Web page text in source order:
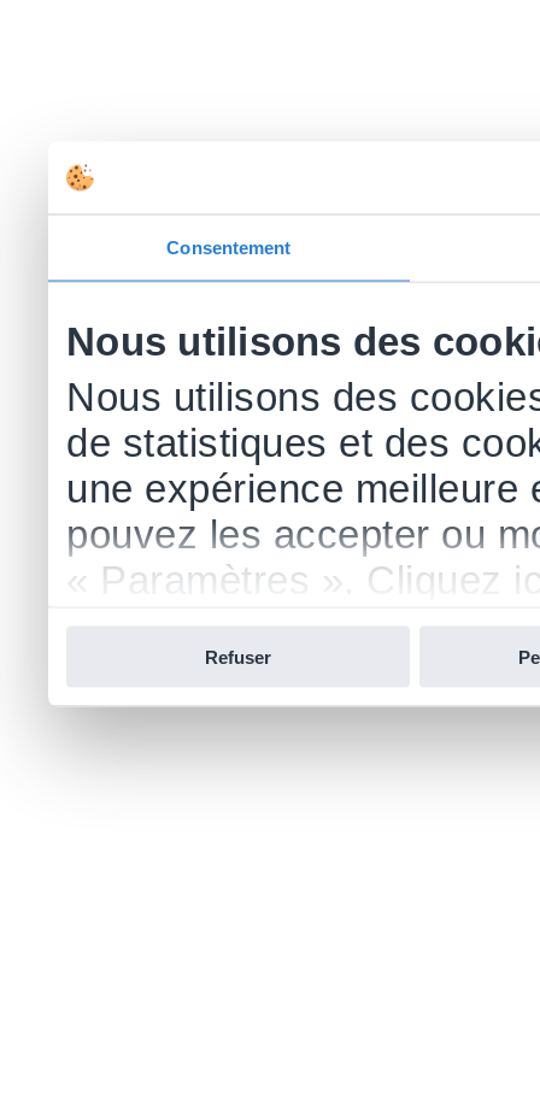
Consentement
Nous utilisons des
Nous utilisons des
de statistiques et des
une expérience meilleure
pouvez les accepter ou
« Paramètres ». Cliquez
Refuser